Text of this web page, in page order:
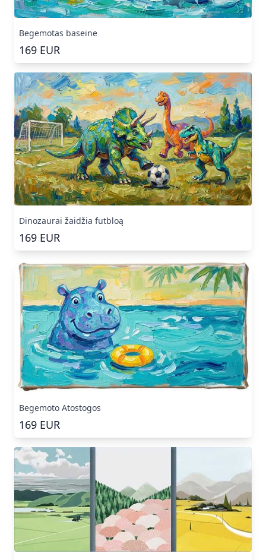
Begemotas baseine
169 EUR
Dinozaurai žaidžia futbloą
169 EUR
Begemoto Atostogos
169 EUR